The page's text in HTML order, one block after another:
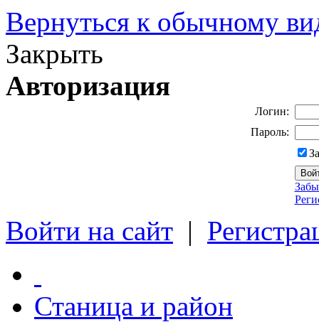
Вернуться к обычному
Закрыть
Авторизация
Логин:
Пароль:
Войти на сайт |
Станица и район